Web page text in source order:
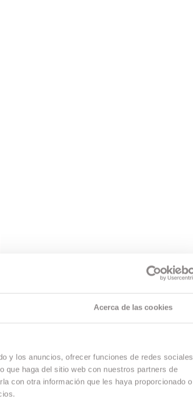
Acerca de las cookies
y los anuncios, ofrecer funciones de redes sociales
que haga del sitio web con nuestros partners de
con otra información que les haya proporcionado o
un pensament arrelat a les seves llegendes.